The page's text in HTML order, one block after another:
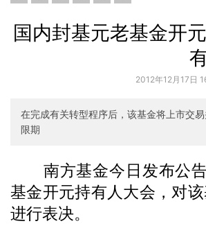
国内封基元老基金开
2012年12月17日
在完成有关转型程序后，该基金将上市交
限期
南方基金今日发布公告
基金开元持有人大会，对
进行表决。